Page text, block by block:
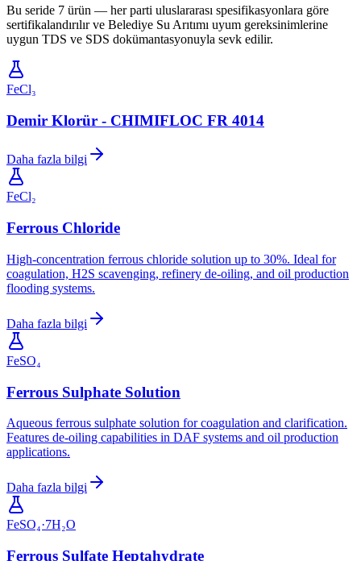
Bu seride 7 ürün — her parti uluslararası spesifikasyonlara göre
sertifikalandırılır ve Belediye Su Arıtımı uyum gereksinimlerine
uygun TDS ve SDS dokümantasyonuyla sevk edilir.
FeCl₃
Demir Klorür - CHIMIFLOC FR 4014
Daha fazla bilgi
FeCl₂
Ferrous Chloride
High-concentration ferrous chloride solution up to 30%. Ideal for
coagulation, H2S scavenging, refinery de-oiling, and oil production
flooding systems.
Daha fazla bilgi
FeSO₄
Ferrous Sulphate Solution
Aqueous ferrous sulphate solution for coagulation and clarification.
Features de-oiling capabilities in DAF systems and oil production
applications.
Daha fazla bilgi
FeSO₄·7H₂O
Ferrous Sulfate Heptahydrate